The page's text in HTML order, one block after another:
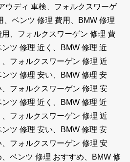
ウディ 車検、フォルクスワーゲ
、ベンツ 修理 費用、BMW 修理
、フォルクスワーゲン 修理 費
ツ 修理 近く、BMW 修理 近
フォルクスワーゲン 修理 近
ツ 修理 安い、BMW 修理 安
フォルクスワーゲン 修理 安
ツ 修理 近く、BMW 修理 近
フォルクスワーゲン 修理 近
ツ 修理 安い、BMW 修理 安
フォルクスワーゲン 修理 安
ベンツ 修理 おすすめ、BMW 修